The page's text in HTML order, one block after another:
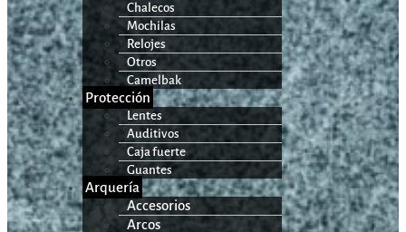
Chalecos
Mochilas
Relojes
Otros
Camelbak
Protección
Lentes
Auditivos
Caja fuerte
Guantes
Arquería
Accesorios
Arcos